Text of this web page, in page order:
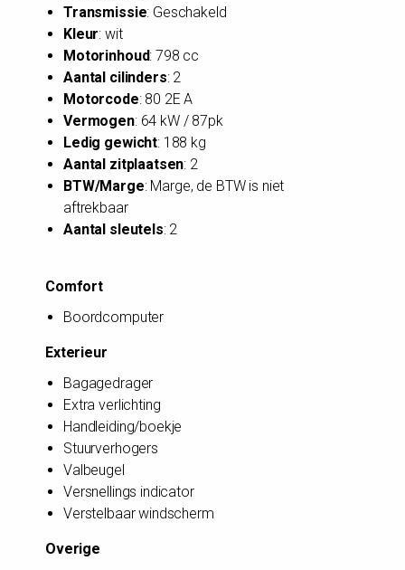
Transmissie: Geschakeld
Kleur: wit
Motorinhoud: 798 cc
Aantal cilinders: 2
Motorcode: 80 2E A
Vermogen: 64 kW / 87pk
Ledig gewicht: 188 kg
Aantal zitplaatsen: 2
BTW/Marge: Marge, de BTW is niet
aftrekbaar
Aantal sleutels: 2
Comfort
Boordcomputer
Exterieur
Bagagedrager
Extra verlichting
Handleiding/boekje
Stuurverhogers
Valbeugel
Versnellings indicator
Verstelbaar windscherm
Overige